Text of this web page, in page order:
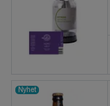
Nyhet